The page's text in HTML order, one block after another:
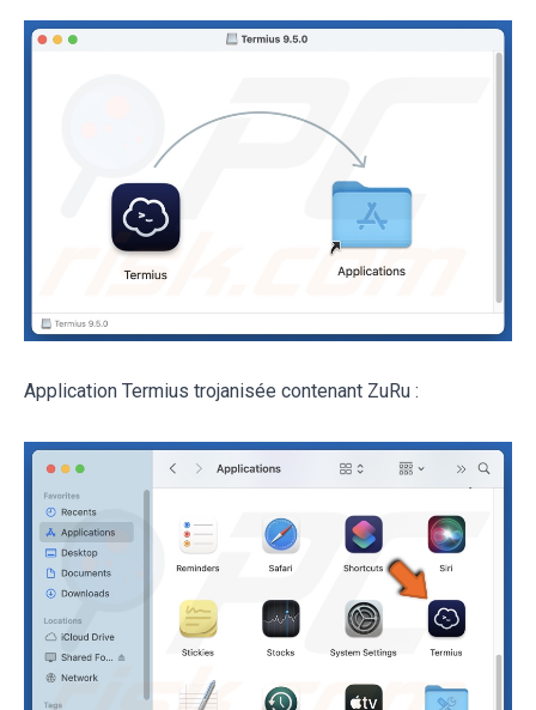
Application Termius trojanisée contenant ZuRu :